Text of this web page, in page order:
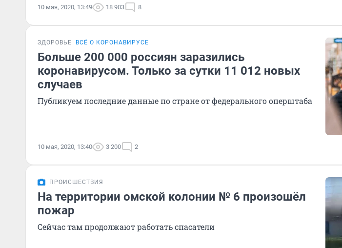
10 мая, 2020, 13:49 18 903 8
ЗДОРОВЬЕ ВСЁ О КОРОНАВИРУСЕ
Больше 200 000 россиян заразились
коронавирусом. Только за сутки 11 012 новых
случаев
Публикуем последние данные по стране от федерального оперштаба
10 мая, 2020, 13:40 3 200 2
ПРОИСШЕСТВИЯ
На территории омской колонии № 6 произошёл
пожар
Сейчас там продолжают работать спасатели